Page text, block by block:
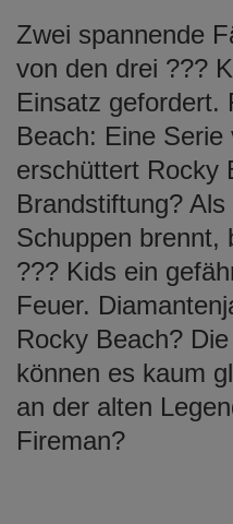
Zwei spannende
von den drei ???
Einsatz gefordert.
Beach: Eine Serie
erschüttert Rocky
Brandstiftung?
Schuppen brennt,
??? Kids ein
Feuer.
Rocky Beach?
können es kaum
an der alten
Fireman?